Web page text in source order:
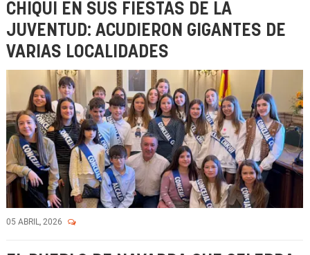
CHIQUI EN SUS FIESTAS DE LA
JUVENTUD: ACUDIERON GIGANTES DE
VARIAS LOCALIDADES
05 ABRIL, 2026